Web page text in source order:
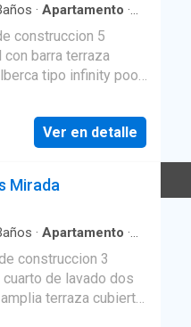
· Apartamento ·
integral·Cuarto de
·Estacionamiento
·Seguridad·Televisión
construccion 5
barra terraza
negocios garaje con
VENTA: $1'270,000
Ver en detalle
Mirada
· Apartamento ·
·Cuarto de
·Gas natural·
con closet·Seguridad·
construccion 3
de lavado dos
terraza cubierta